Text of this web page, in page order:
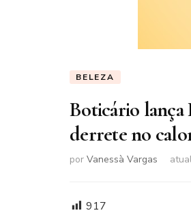
BELEZA
Boticário lança
derrete no
por Vanessà Vargas
917